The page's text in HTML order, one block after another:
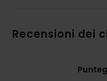
Recensioni dei